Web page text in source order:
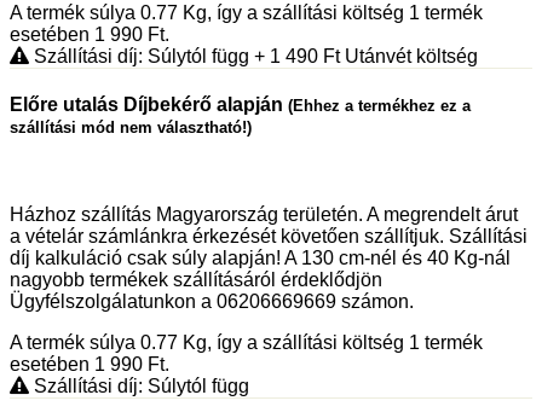
A termék súlya 0.77 Kg, így a szállítási költség 1 termék
esetében 1 990 Ft.
Szállítási díj: Súlytól függ + 1 490 FtUtánvét költség
Előre utalás Díjbekérő alapján (Ehhez a termékhez ez a
szállítási mód nem választható!)
Házhoz szállítás Magyarország területén. A megrendelt árut
a vételár számlánkra érkezését követően szállítjuk. Szállítási
díj kalkuláció csak súly alapján! A 130 cm-nél és 40 Kg-nál
nagyobb termékek szállításáról érdeklődjön
Ügyfélszolgálatunkon a 06206669669 számon.
A termék súlya 0.77 Kg, így a szállítási költség 1 termék
esetében 1 990 Ft.
Szállítási díj: Súlytól függ